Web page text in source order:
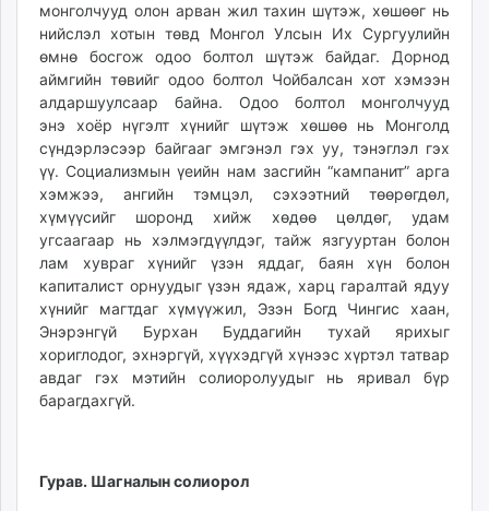
монголчууд олон арван жил тахин шүтэж, хөшөөг нь
нийслэл хотын төвд Монгол Улсын Их Сургуулийн
өмнө босгож одоо болтол шүтэж байдаг. Дорнод
аймгийн төвийг одоо болтол Чойбалсан хот хэмээн
алдаршуулсаар байна. Одоо болтол монголчууд
энэ хоёр нүгэлт хүнийг шүтэж хөшөө нь Монголд
сүндэрлэсээр байгааг эмгэнэл гэх уу, тэнэглэл гэх
үү. Социализмын үеийн нам засгийн “кампанит” арга
хэмжээ, ангийн тэмцэл, сэхээтний төөрөгдөл,
хүмүүсийг шоронд хийж хөдөө цөлдөг, удам
угсаагаар нь хэлмэгдүүлдэг, тайж язгууртан болон
лам хувраг хүнийг үзэн яддаг, баян хүн болон
капиталист орнуудыг үзэн ядаж, харц гаралтай ядуу
хүнийг магтдаг хүмүүжил, Эзэн Богд Чингис хаан,
Энэрэнгүй Бурхан Буддагийн тухай ярихыг
хориглодог, эхнэргүй, хүүхэдгүй хүнээс хүртэл татвар
авдаг гэх мэтийн солиоролуудыг нь яривал бүр
барагдахгүй.
Гурав. Шагналын солиорол